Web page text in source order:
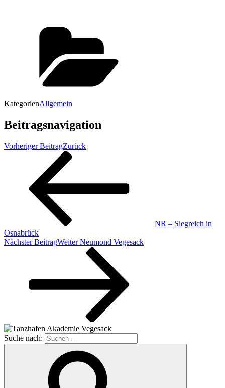
KategorienAllgemein
Beitragsnavigation
Vorheriger BeitragZurück
NR – Siegreich in
Osnabrück
Nächster BeitragWeiter Neumond Vegesack
Suche nach: